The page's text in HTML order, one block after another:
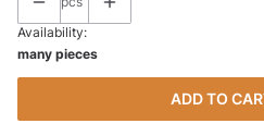
Availability:
many pieces
ADD TO